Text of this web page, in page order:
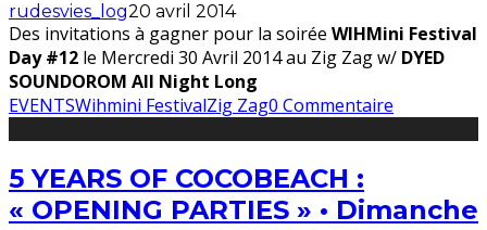
rudesvies_log20 avril 2014
Des invitations à gagner pour la soirée WIHMini Festival
Day #12 le Mercredi 30 Avril 2014 au Zig Zag w/ DYED
SOUNDOROM All Night Long
EVENTSWihmini FestivalZig Zag0 Commentaire
5 YEARS OF COCOBEACH :
« OPENING PARTIES » • Dimanche